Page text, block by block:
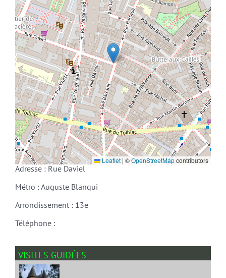
Leaflet | ©OpenStreetMapcontributors
Adresse : Rue Daviel
Métro : Auguste Blanqui
Arrondissement : 13e
Téléphone :
VISITES GUIDÉES